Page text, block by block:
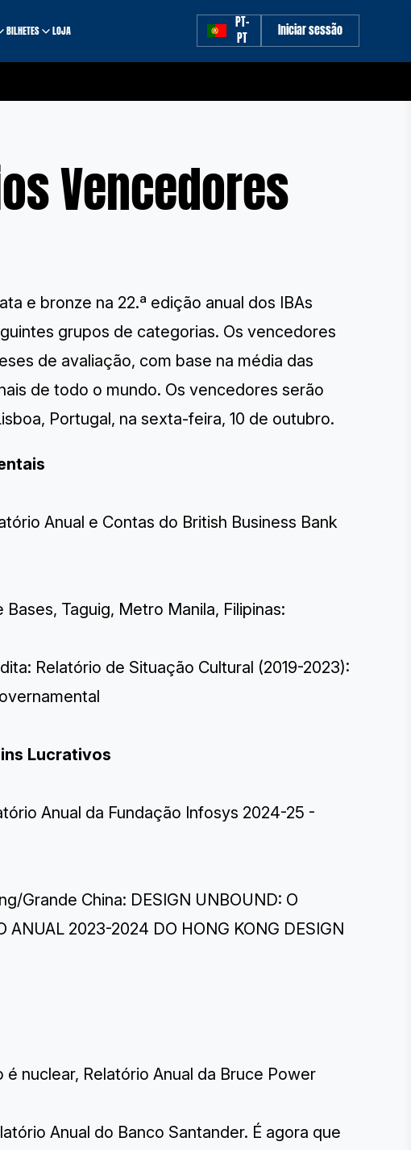
BILHETES LOJA
PT-
PT
Iniciar sessão
Vencedores
e bronze na 22.ª edição anual dos IBAs
grupos de categorias. Os vencedores
de avaliação, com base na média das
de todo o mundo. Os vencedores serão
Portugal, na sexta-feira, 10 de outubro.
Anual e Contas do British Business Bank
Taguig, Metro Manila, Filipinas:
Relatório de Situação Cultural (2019-2023):
Lucrativos
Anual da Fundação Infosys 2024-25 -
Grande China: DESIGN UNBOUND: O
ANUAL 2023-2024 DO HONG KONG DESIGN
nuclear, Relatório Anual da Bruce Power
Anual do Banco Santander. É agora que